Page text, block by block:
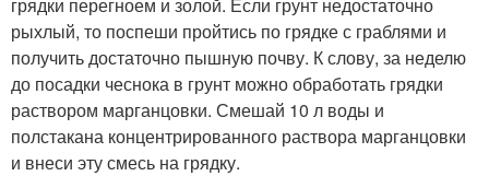
рыхлый, то поспеши пройтись по грядке с граблями и
получить достаточно пышную почву. К слову, за неделю
до посадки чеснока в грунт можно обработать грядки
раствором марганцовки. Смешай 10 л воды и
полстакана концентрированного раствора марганцовки
и внеси эту смесь на грядку.